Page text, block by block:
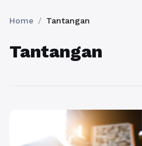
Home / Tantangan
Tantangan